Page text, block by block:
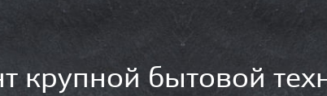
крупной бытовой